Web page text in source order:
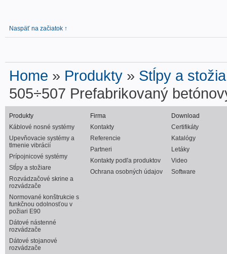
Naspäť na začiatok ↑
Home » Produkty » Stĺpy a
505÷507 Prefabrikovaný
Produkty
Káblové nosné systémy
Upevňovacie systémy a
tlmenie vibrácií
Prípojnicové systémy
Stĺpy a stožiare
Rozvádzačové skrine a
rozvádzače
Normované konštrukcie s
funkčnou odolnosťou v
požiari E90
Dátové nástenné
rozvádzače
Dátové stojanové
rozvádzače
Firma
Kontakty
Referencie
Partneri
Kontakty podľa produktov
Ochrana osobných údajov
Download
Certifikáty
Katalógy
Letáky
Video
Software